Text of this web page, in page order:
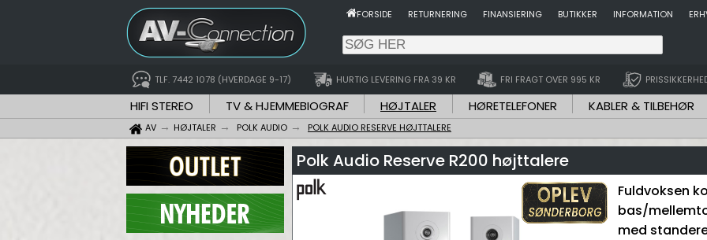
FORSIDE RETURNERING FINANSIERING BUTIKKER INFORMATION
TLF. 7442 1078 (HVERDAGE 9-17) HURTIG LEVERING FRA 39 KR FRI FRAGT OVER 995 KR
HIFI STEREO TV & HJEMMEBIOGRAF HØJTALER HØRETELEFONER KABLER & TILBEHØR
AV HØJTALER POLK AUDIO POLK AUDIO RESERVE HØJTTALERE
Polk Audio Reserve R200 højttalere
Fuldvoksen
bas/
med